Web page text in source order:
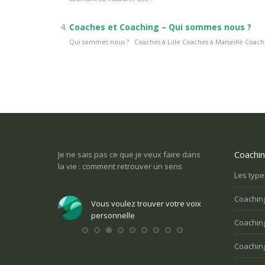
Coaches et Coaching – Qui sommes nous ?
Qui sommes nous ? Coaches à Lille Coaches à Marseille
Je ne sais pas ce que je veux faire dans
la vie : comment retrouver un sens
Vous voulez trouver votre voix
personnelle
Une tuile
Les